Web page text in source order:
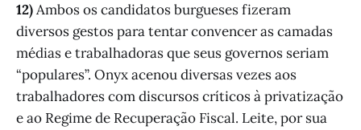
12)Ambos os candidatos burgueses fizeram
diversos gestos para tentar convencer as camadas
médias e trabalhadoras que seus governos seriam
“populares”. Onyx acenou diversas vezes aos
trabalhadores com discursos críticos à privatização
e ao Regime de Recuperação Fiscal. Leite, por sua